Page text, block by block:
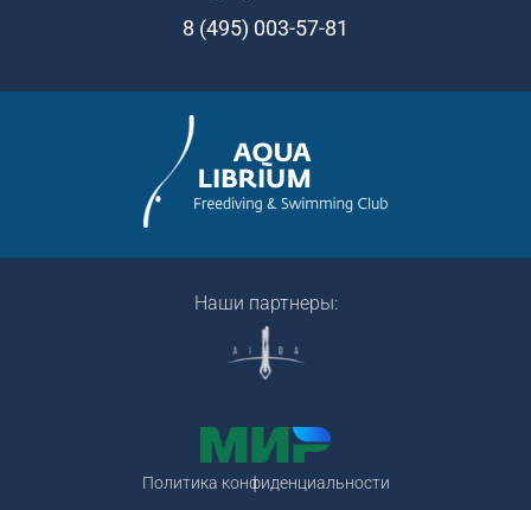
8 (495) 003-57-81
Наши партнеры:
Политика конфиденциальности